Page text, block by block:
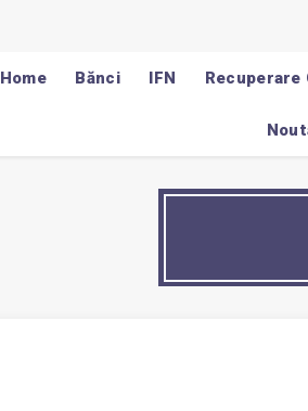
Home Bănci IFN Recuperare